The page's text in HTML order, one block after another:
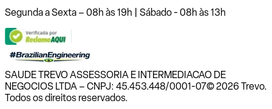
Segunda a Sexta – 08h às 19h | Sábado - 08h às 13h
SAUDE TREVO ASSESSORIA E INTERMEDIACAO DE
NEGOCIOS LTDA – CNPJ: 45.453.448/0001-07© 2026 Trevo.
Todos os direitos reservados.